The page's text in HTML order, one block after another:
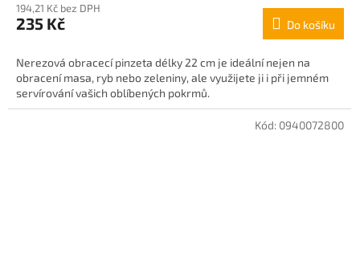
produktu
je
z
hvězdiček.
194,21 Kč bez DPH
235 Kč Do košíku
Nerezová obracecí pinzeta délky 22 cm je ideální nejen na
obracení masa, ryb nebo zeleniny, ale využijete ji i při jemném
servírování vašich oblíbených pokrmů.
Kód: 0940072800